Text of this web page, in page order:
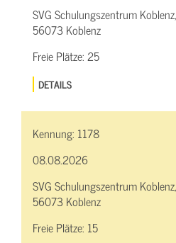
SVG Schulungszentrum
56073 Koblenz
Freie Plätze:25
DETAILS
Kennung: 1178
08.08.2026
SVG Schulungszentrum
56073 Koblenz
Freie Plätze: 15